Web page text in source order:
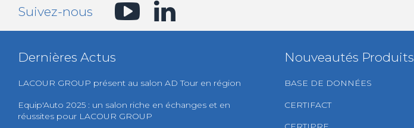
Suivez-nous
Dernières Actus
LACOUR GROUP présent au salon AD Tour en région
Equip'Auto 2025 : un salon riche en échanges et en
réussites pour LACOUR GROUP
Nouveautés Produits
BASE DE DONNÉES
CERTIFACT